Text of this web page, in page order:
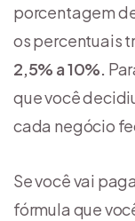
porcentagem
os percentuais
2,5% a 10%.
que você
cada negócio
Se você vai
fórmula que